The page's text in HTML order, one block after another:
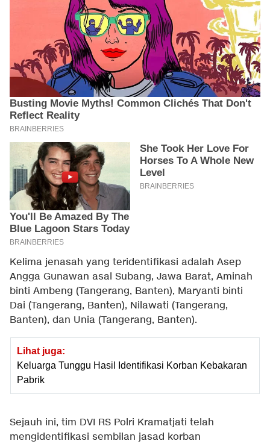
Kelima jenasah yang teridentifikasi adalah Asep
Angga Gunawan asal Subang, Jawa Barat, Aminah
binti Ambeng (Tangerang, Banten), Maryanti binti
Dai (Tangerang, Banten), Nilawati (Tangerang,
Banten), dan Unia (Tangerang, Banten).
Lihat juga:
Keluarga Tunggu Hasil Identifikasi Korban Kebakaran
Pabrik
Sejauh ini, tim DVI RS Polri Kramatjati telah
mengidentifikasi sembilan jasad korban